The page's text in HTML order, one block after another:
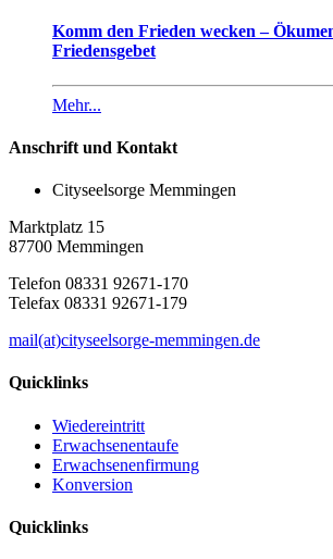
Komm den Frieden wecken –
Friedensgebet
Mehr...
Anschrift und Kontakt
Cityseelsorge Memmingen
Marktplatz 15
87700 Memmingen
Telefon 08331 92671-170
Telefax 08331 92671-179
mail(at)cityseelsorge-memmingen.de
Quicklinks
Wiedereintritt
Erwachsenentaufe
Erwachsenenfirmung
Konversion
Quicklinks